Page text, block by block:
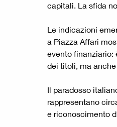
capitali. La sfida
Le indicazioni
a Piazza Affari
evento finanziario:
dei titoli, ma
Il paradosso
rappresentano
e riconoscimento